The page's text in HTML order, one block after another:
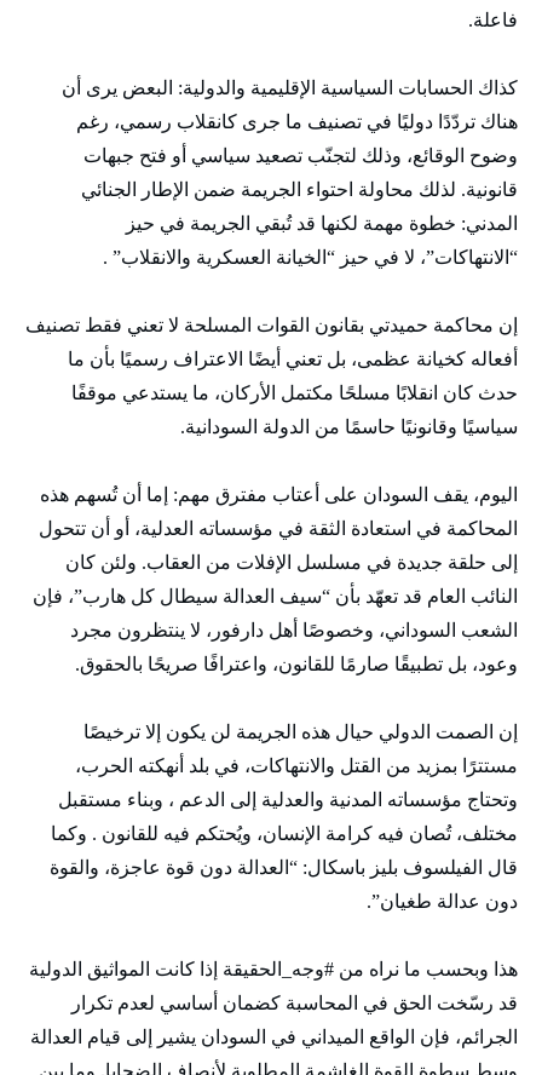
فاعلة.
كذاك الحسابات السياسية الإقليمية والدولية: البعض يرى أن
هناك تردّدًا دوليًا في تصنيف ما جرى كانقلاب رسمي، رغم
وضوح الوقائع، وذلك لتجنّب تصعيد سياسي أو فتح جبهات
قانونية. لذلك محاولة احتواء الجريمة ضمن الإطار الجنائي
المدني: خطوة مهمة لكنها قد تُبقي الجريمة في حيز
“الانتهاكات”، لا في حيز “الخيانة العسكرية والانقلاب” .
إن محاكمة حميدتي بقانون القوات المسلحة لا تعني فقط تصنيف
أفعاله كخيانة عظمى، بل تعني أيضًا الاعتراف رسميًا بأن ما
حدث كان انقلابًا مسلحًا مكتمل الأركان، ما يستدعي موقفًا
سياسيًا وقانونيًا حاسمًا من الدولة السودانية.
اليوم، يقف السودان على أعتاب مفترق مهم: إما أن تُسهم هذه
المحاكمة في استعادة الثقة في مؤسساته العدلية، أو أن تتحول
إلى حلقة جديدة في مسلسل الإفلات من العقاب. ولئن كان
النائب العام قد تعهّد بأن “سيف العدالة سيطال كل هارب”، فإن
الشعب السوداني، وخصوصًا أهل دارفور، لا ينتظرون مجرد
وعود، بل تطبيقًا صارمًا للقانون، واعترافًا صريحًا بالحقوق.
إن الصمت الدولي حيال هذه الجريمة لن يكون إلا ترخيصًا
مستترًا بمزيد من القتل والانتهاكات، في بلد أنهكته الحرب،
وتحتاج مؤسساته المدنية والعدلية إلى الدعم ، وبناء مستقبل
مختلف، تُصان فيه كرامة الإنسان، ويُحتكم فيه للقانون . وكما
قال الفيلسوف بليز باسكال: “العدالة دون قوة عاجزة، والقوة
دون عدالة طغيان”.
هذا وبحسب ما نراه من #وجه_الحقيقة إذا كانت المواثيق الدولية
قد رسّخت الحق في المحاسبة كضمان أساسي لعدم تكرار
الجرائم، فإن الواقع الميداني في السودان يشير إلى قيام العدالة
وسط سطوة القوة الغاشمة المطلوبة لأنصاف الضحايا. وما بين